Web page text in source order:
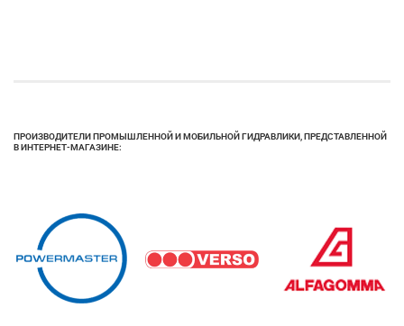
ПРОИЗВОДИТЕЛИ ПРОМЫШЛЕННОЙ И МОБИЛЬНОЙ ГИДРАВЛИКИ, ПРЕДСТАВЛЕННОЙ
В ИНТЕРНЕТ-МАГАЗИНЕ: